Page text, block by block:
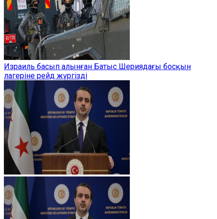
Израиль басып алынған Батыс Шериядағы босқын
лагеріне рейд жүргізді